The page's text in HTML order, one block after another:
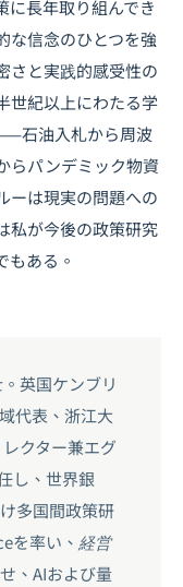
に長年取り組んでき
な信念のひとつを強
さと実践的感受性の
世紀以上にわたる学
石油入札から周波
らパンデミック物資
ーは現実の問題への
私が今後の政策研究
もある。
英国ケンブリ
代表、浙江大
クター兼エグ
し、世界銀
多国間政策研
を率い、経営
、AIおよび量